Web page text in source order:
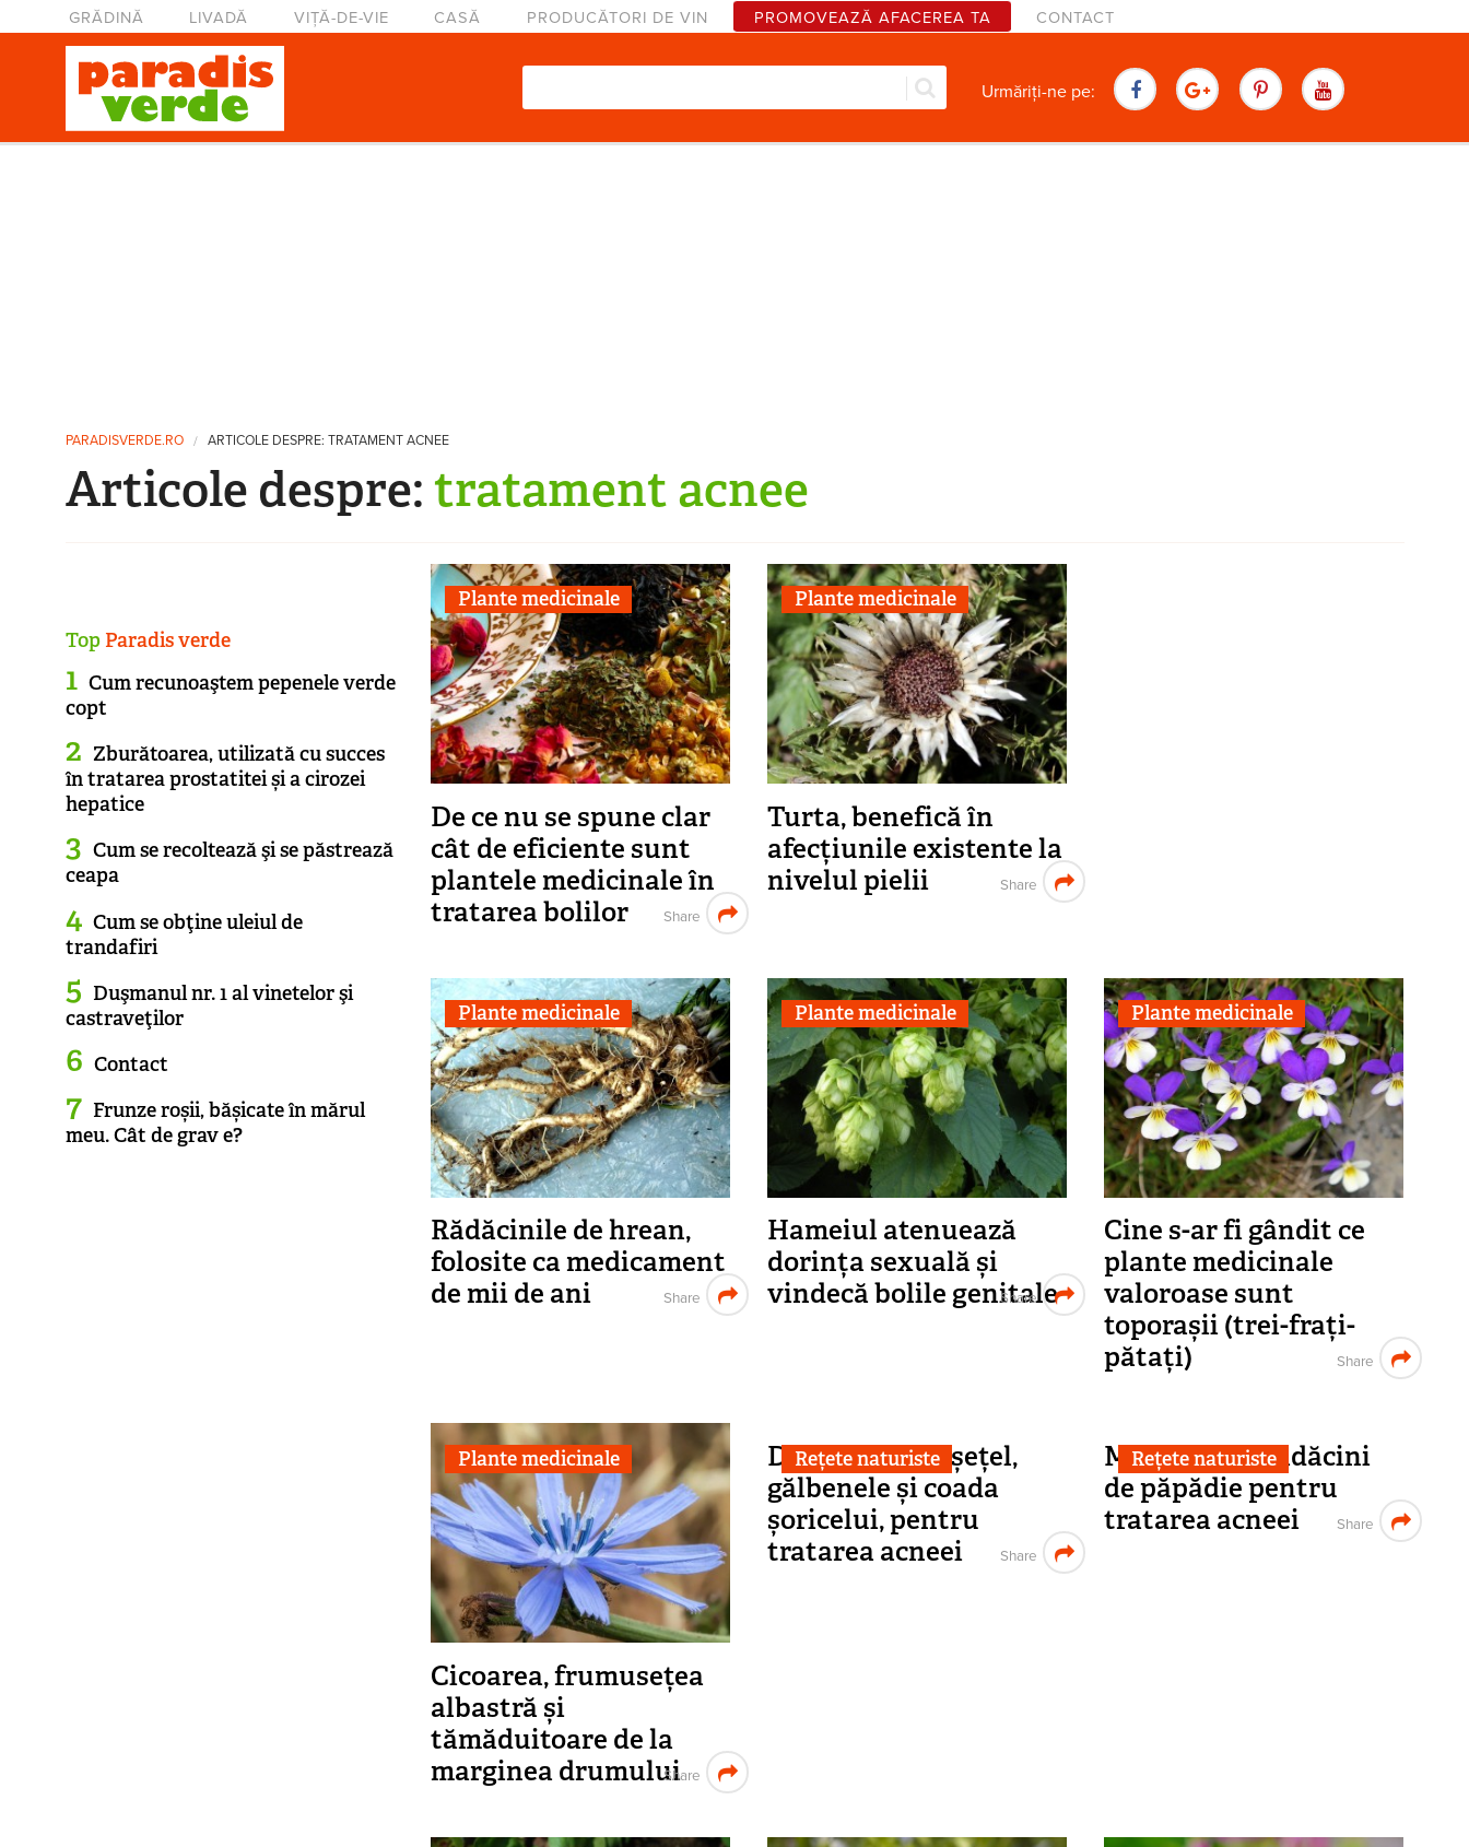
Mergi la conţinutul principal
Meniu principal
GRĂDINĂ LIVADĂ VIȚĂ-DE-VIE CASĂ PRODUCĂTORI DE VIN PROMOVEAZĂ AFACEREA TA CONTACT
Formular de căutare Urmăriți-ne pe:
Eşti aici
PARADISVERDE.RO ARTICOLE DESPRE: TRATAMENT ACNEE
Articole despre: tratament acnee
Plante medicinale
De ce nu se spune clar
cât de eficiente sunt
plantele medicinale în
tratarea bolilor
Share
Plante medicinale
Turta, benefică în
afecțiunile existente la
nivelul pielii
Share
Plante medicinale
Rădăcinile de hrean,
folosite ca medicament
de mii de ani
Share
Plante medicinale
Hameiul atenuează
dorința sexuală și
vindecă bolile genitale
Share
Plante medicinale
Cine s-ar fi gândit ce
plante medicinale
valoroase sunt
toporașii (trei-frați-
pătați)
Share
Plante medicinale
Cicoarea, frumusețea
albastră și
tămăduitoare de la
marginea drumuluiShare
Rețete naturiste
Decoct din mușețel,
gălbenele și coada
șoricelui, pentru
tratarea acneei
Share
Rețete naturiste
Macerat din rădăcini
de păpădie pentru
tratarea acneei
Share
TopParadis verde
Cum recunoaştem pepenele verde
copt
Zburătoarea, utilizată cu succes
în tratarea prostatitei și a cirozei
hepatice
Cum se recoltează şi se păstrează
ceapa
Cum se obţine uleiul de
trandafiri
Duşmanul nr. 1 al vinetelor şi
castraveţilor
Contact
Frunze roșii, bășicate în mărul
meu. Cât de grav e?